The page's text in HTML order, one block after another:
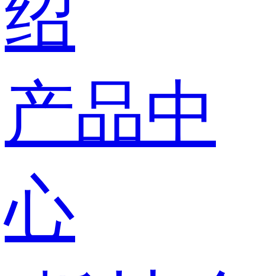
绍
产品中
心